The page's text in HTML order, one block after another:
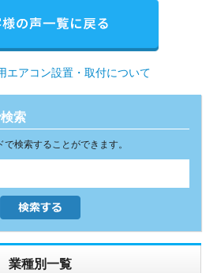
エアコン設置・取付について
索
検索することができます。
業種別一覧